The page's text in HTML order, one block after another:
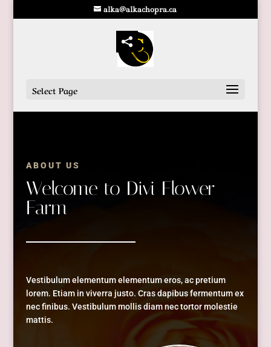
alka@alkachopra.ca
Select Page
ABOUT US
Welcome to Divi Flower
Farm
Vestibulum elementum elementum eros, ac pretium
lorem. Etiam in viverra justo. Cras dapibus fermentum ex
nec finibus. Vestibulum mollis diam nec tortor molestie
mattis.